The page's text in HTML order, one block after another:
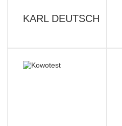
KARL DEUTSCH